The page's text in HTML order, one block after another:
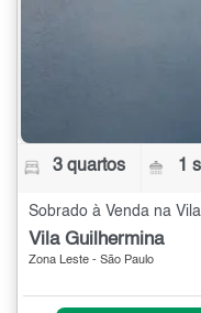
3 quartos 1
Sobrado à Venda na
Vila Guilhermina
Zona Leste - São Paulo